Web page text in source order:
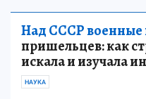
Над СССР военные
пришельцев: как
искала и изучала
НАУКА